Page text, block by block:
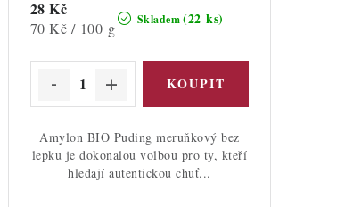
Skladem(22 ks)
28 Kč
Měrná
70 Kč / 100 g
Amylon BIO Puding meruňkový bez
lepku je dokonalou volbou pro ty, kteří
hledají autentickou chuť...